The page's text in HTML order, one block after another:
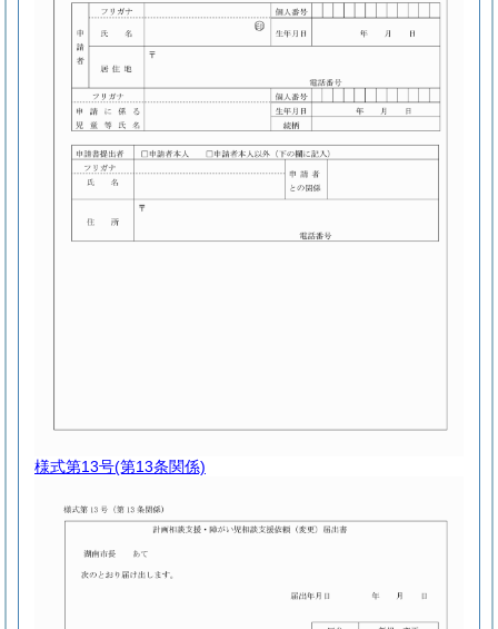
様式第13号(第13条関係)